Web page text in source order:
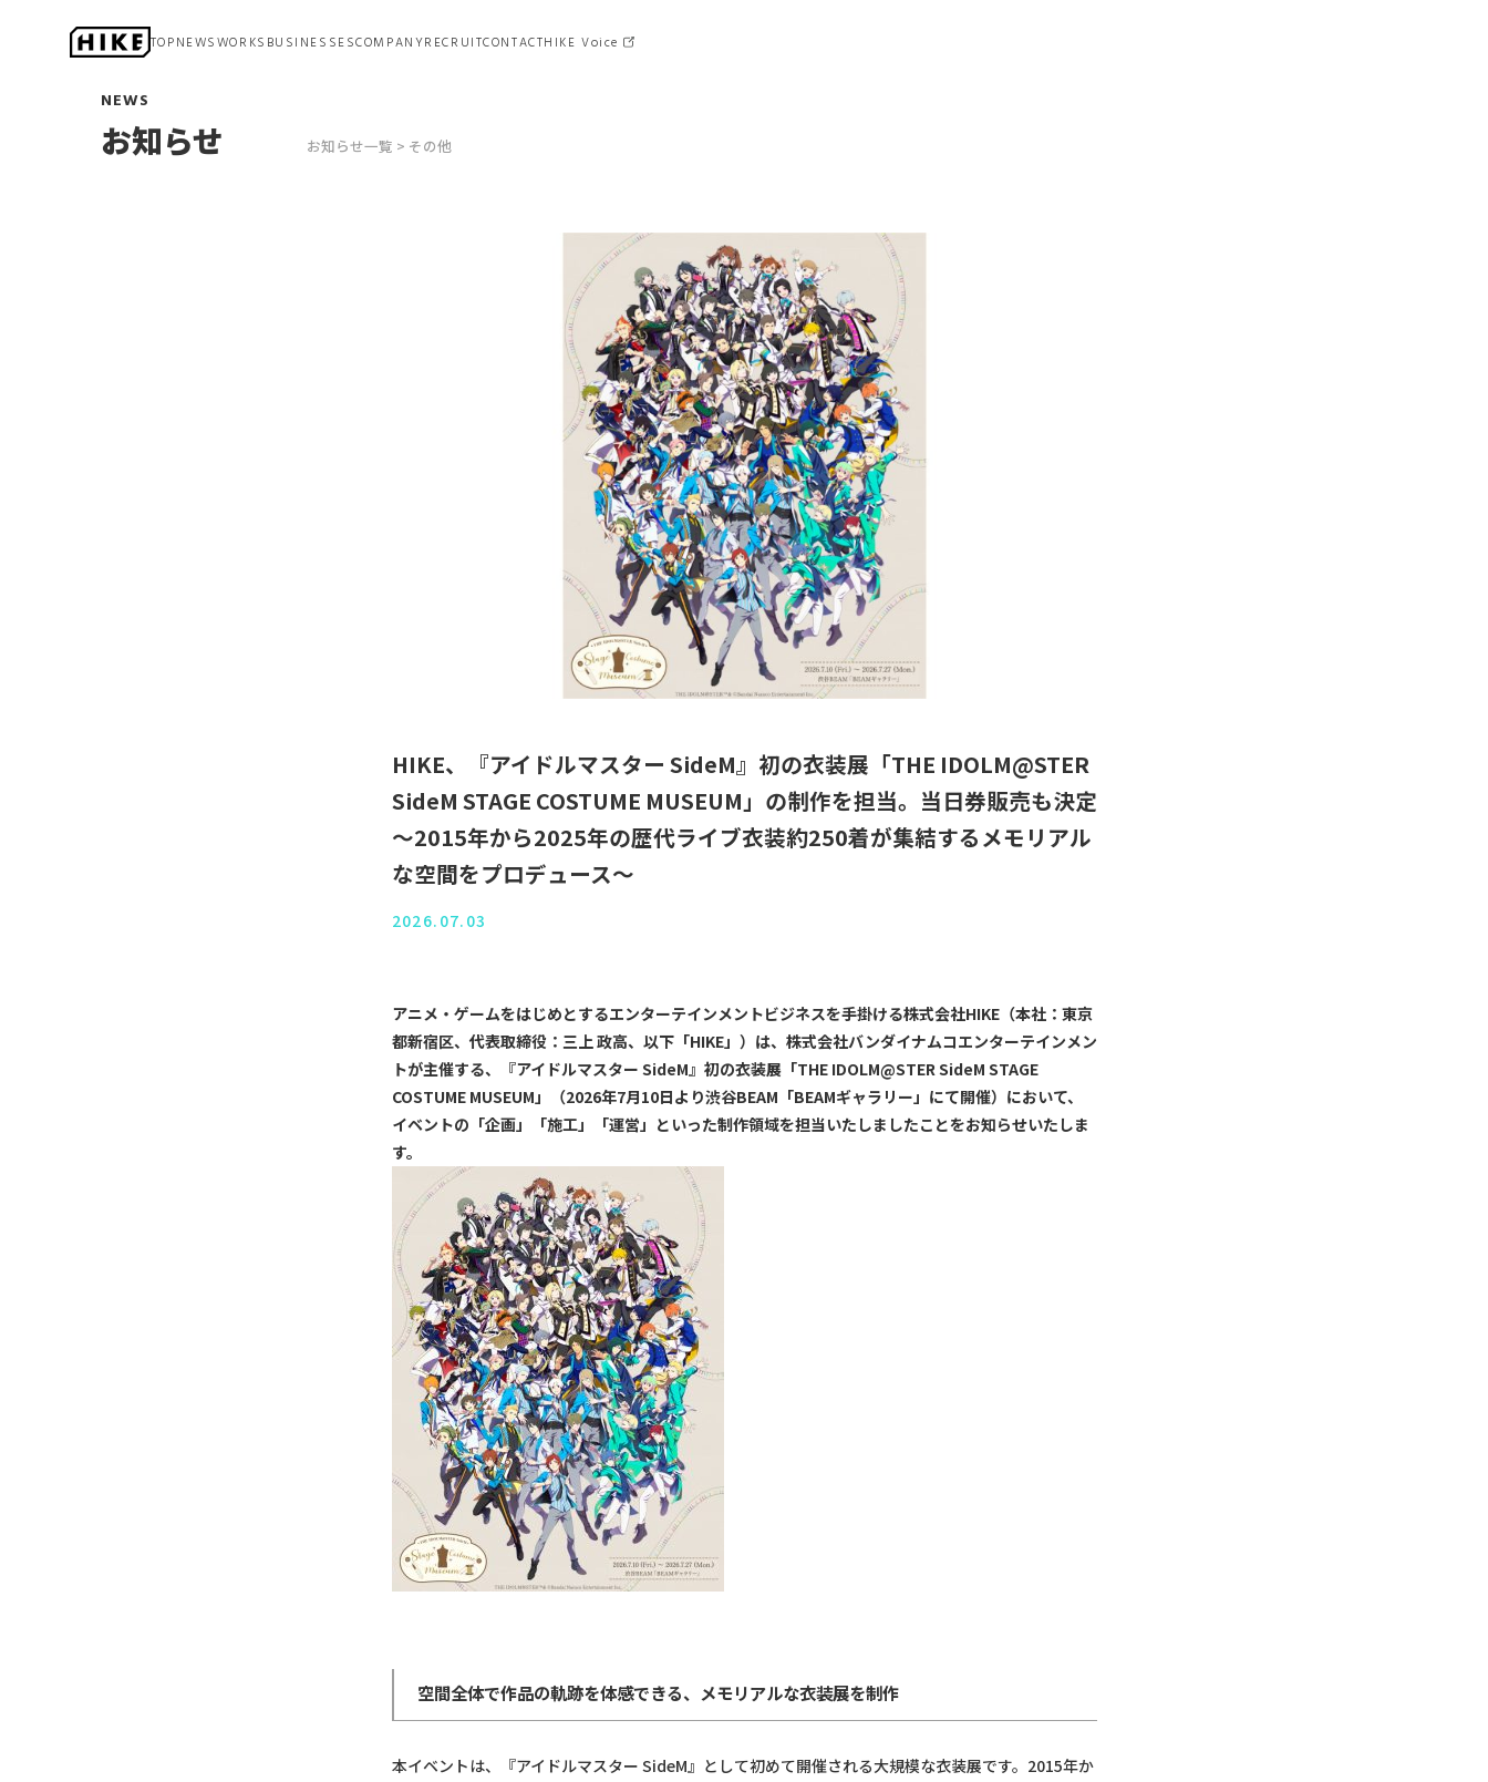
TOPNEWSWORKS BUSINESSES
ゲーム開発
COMPANYRECRUITCONTACTHIKE Voice
NEWS
お知らせ お知らせ一覧 その他
HIKE、『アイドルマスター SideM』初の衣装展「THE IDOLM@STER
SideM STAGE COSTUME MUSEUM」の制作を担当。当日券販売も決定
〜2015年から2025年の歴代ライブ衣装約250着が集結するメモリアル
な空間をプロデュース〜
2026.07.03
アニメ・ゲームをはじめとするエンターテインメントビジネスを手掛ける株式会社HIKE（本社：東京
都新宿区、代表取締役：三上 政高、以下「HIKE」）は、株式会社バンダイナムコエンターテインメン
トが主催する、『アイドルマスター SideM』初の衣装展「THE IDOLM@STER SideM STAGE
COSTUME MUSEUM」（2026年7月10日より渋谷BEAM「BEAMギャラリー」にて開催）において、
イベントの「企画」「施工」「運営」といった制作領域を担当いたしましたことをお知らせいたしま
す。
空間全体で作品の軌跡を体感できる、メモリアルな衣装展を制作
本イベントは、『アイドルマスター SideM』として初めて開催される大規模な衣装展です。2015年か